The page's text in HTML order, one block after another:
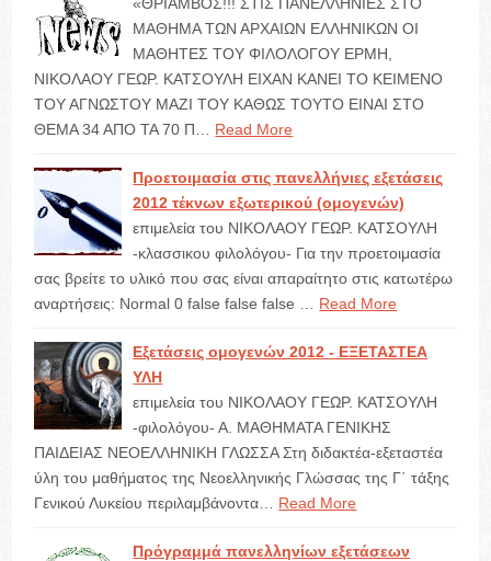
ΜΑΘΗΜΑ ΤΩΝ ΑΡΧΑΙΩΝ ΕΛΛΗΝΙΚΩΝ ΟΙ
ΜΑΘΗΤΕΣ ΤΟΥ ΦΙΛΟΛΟΓΟΥ ΕΡΜΗ,
ΝΙΚΟΛΑΟΥ ΓΕΩΡ. ΚΑΤΣΟΥΛΗ ΕΙΧΑΝ ΚΑΝΕΙ ΤΟ ΚΕΙΜΕΝΟ
ΤΟΥ ΑΓΝΩΣΤΟΥ ΜΑΖΙ ΤΟΥ ΚΑΘΩΣ ΤΟΥΤΟ ΕΙΝΑΙ ΣΤΟ
ΘΕΜΑ 34 ΑΠΟ ΤΑ 70 Π…
Read More
Προετοιμασία στις πανελλήνιες εξετάσεις
2012 τέκνων εξωτερικού (ομογενών)
επιμελεία του ΝΙΚΟΛΑΟΥ ΓΕΩΡ. ΚΑΤΣΟΥΛΗ
-κλασσικου φιλολόγου- Για την προετοιμασία
σας βρείτε το υλικό που σας είναι απαραίτητο στις κατωτέρω
αναρτήσεις: Normal 0 false false false …
Read More
Εξετάσεις ομογενών 2012 - ΕΞΕΤΑΣΤΕΑ
ΥΛΗ
επιμελεία του ΝΙΚΟΛΑΟΥ ΓΕΩΡ. ΚΑΤΣΟΥΛΗ
-φιλολόγου- Α. ΜΑΘΗΜΑΤΑ ΓΕΝΙΚΗΣ
ΠΑΙΔΕΙΑΣ ΝΕΟΕΛΛΗΝΙΚΗ ΓΛΩΣΣΑ Στη διδακτέα-εξεταστέα
ύλη του μαθήματος της Νεοελληνικής Γλώσσας της Γ΄ τάξης
Γενικού Λυκείου περιλαμβάνοντα…
Read More
Πρόγραμμά πανελληνίων εξετάσεων